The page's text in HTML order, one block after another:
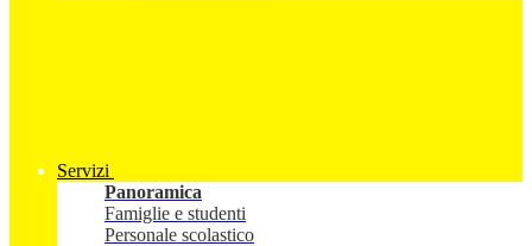
Servizi
Panoramica
Famiglie e studenti
Personale scolastico